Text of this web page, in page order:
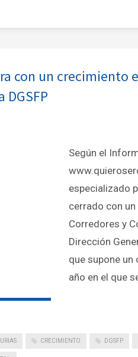
con un crecimiento
Según el
especializado
cerrado con
Corredores y
Dirección
que supone
año en el que
CRECIMIENTO DGSFP